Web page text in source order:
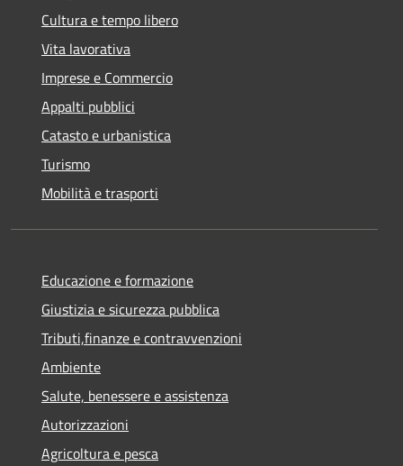
Cultura e tempo libero
Vita lavorativa
Imprese e Commercio
Appalti pubblici
Catasto e urbanistica
Turismo
Mobilità e trasporti
Educazione e formazione
Giustizia e sicurezza pubblica
Tributi,finanze e contravvenzioni
Ambiente
Salute, benessere e assistenza
Autorizzazioni
Agricoltura e pesca